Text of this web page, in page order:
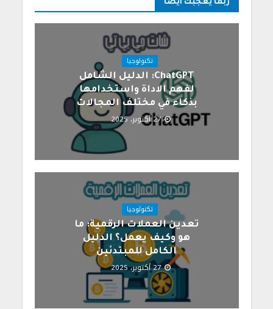
ربما يعجبك أيضا
تكنولوجيا
ChatGPT: الدليل الشامل
لفهم الاداة واستخدامها
بذكاء في مختلف المجالات
27 أكتوبر، 2025
تكنولوجيا
تعدين العملات الرقمية: ما
هو وكيف يعمل؟ الدليل
الكامل للمبتدئين
27 أكتوبر، 2025